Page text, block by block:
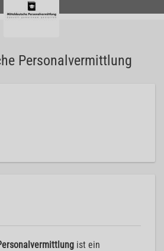
Personalvermittlung
ist ein